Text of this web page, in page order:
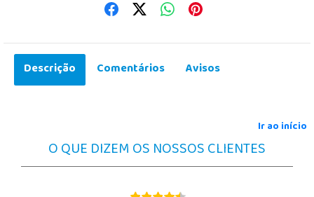
Descrição Comentários Avisos
Ir ao início
O QUE DIZEM OS NOSSOS CLIENTES